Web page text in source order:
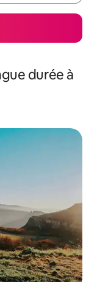
durée à